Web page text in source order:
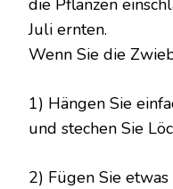
die Pflanzen
Juli ernten.
Wenn Sie die
1) Hängen Sie
und stechen Sie
2) Fügen Sie